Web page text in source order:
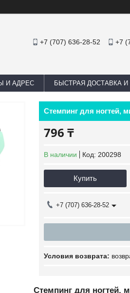
+7 (707) 636-28-52 +7
И АДРЕС БЫСТРАЯ ДОСТАВКА И
Стемпинг для ногтей,
796 ₸
В наличии Код: 200298
Купить
+7 (707) 636-28-52
Стемпинг для ногтей,